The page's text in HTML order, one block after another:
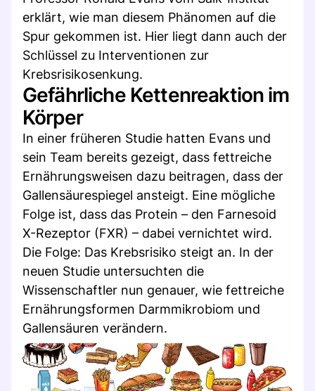
erklärt, wie man diesem Phänomen auf die
Spur gekommen ist. Hier liegt dann auch der
Schlüssel zu Interventionen zur
Krebsrisikosenkung.
Gefährliche Kettenreaktion im
Körper
In einer früheren Studie hatten Evans und
sein Team bereits gezeigt, dass fettreiche
Ernährungsweisen dazu beitragen, dass der
Gallensäurespiegel ansteigt. Eine mögliche
Folge ist, dass das Protein – den Farnesoid
X-Rezeptor (FXR) – dabei vernichtet wird.
Die Folge: Das Krebsrisiko steigt an. In der
neuen Studie untersuchten die
Wissenschaftler nun genauer, wie fettreiche
Ernährungsformen Darmmikrobiom und
Gallensäuren verändern.